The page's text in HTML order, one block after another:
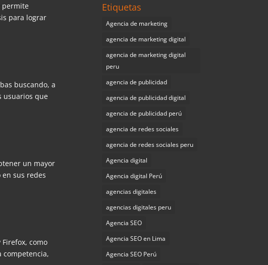
permite
para lograr
buscando, a
usuarios que
un mayor
sus redes
como
competencia,
Etiquetas
Agencia de marketing
agencia de marketing digital
agencia de marketing digital
peru
agencia de publicidad
agencia de publicidad digital
agencia de publicidad perú
agencia de redes sociales
agencia de redes sociales peru
Agencia digital
Agencia digital Perú
agencias digitales
agencias digitales peru
Agencia SEO
Agencia SEO en Lima
Agencia SEO Perú